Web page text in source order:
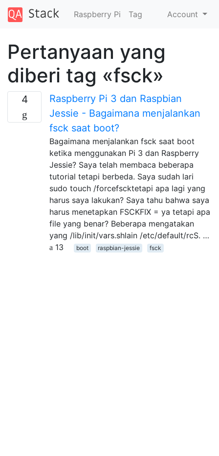
Raspberry Pi Tag Account
Pertanyaan yang
diberi tag «fsck»
4
Raspberry Pi 3 dan Raspbian
Jessie - Bagaimana menjalankan
fsck saat boot?
Bagaimana menjalankan fsck saat boot
ketika menggunakan Pi 3 dan Raspberry
Jessie? Saya telah membaca beberapa
tutorial tetapi berbeda. Saya sudah lari
sudo touch /forcefscktetapi apa lagi yang
harus saya lakukan? Saya tahu bahwa saya
harus menetapkan FSCKFIX = ya tetapi apa
file yang benar? Beberapa mengatakan
yang /lib/init/vars.shlain /etc/default/rcS. …
13
boot raspbian-jessie fsck